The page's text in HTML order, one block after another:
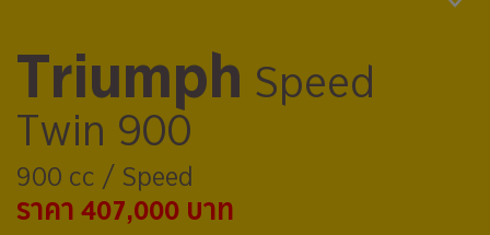
Triumph Speed
Twin 900
900 cc / Speed
ราคา 407,000 บาท